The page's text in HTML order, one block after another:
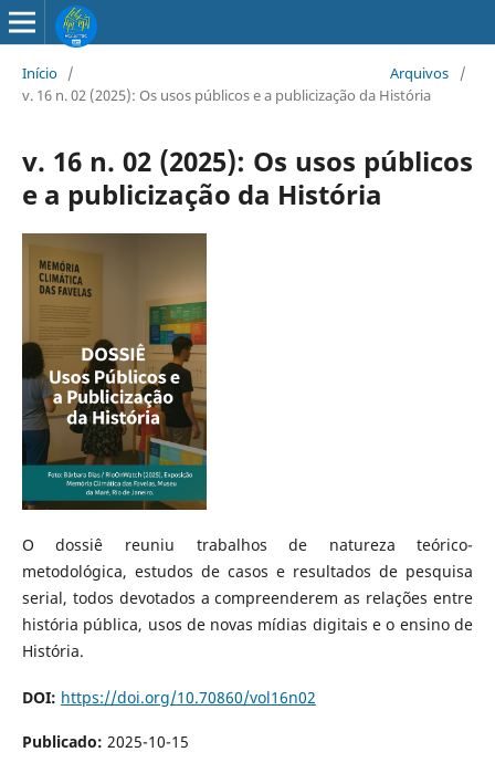
Início / Arquivos
/
v. 16 n. 02 (2025): Os usos públicos e a publicização da História
v. 16 n. 02 (2025): Os usos públicos
e a publicização da História
O dossiê reuniu trabalhos de natureza teórico-
metodológica, estudos de casos e resultados de pesquisa
serial, todos devotados a compreenderem as relações entre
história pública, usos de novas mídias digitais e o ensino de
História.
DOI: https://doi.org/10.70860/vol16n02
Publicado: 2025-10-15